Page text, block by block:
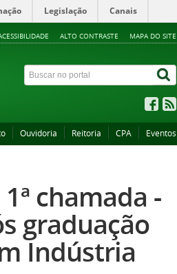
Legislação Canais
ALTO CONTRASTE MAPA DO SITE
Ouvidoria Reitoria CPA Eventos
chamada -
graduação
Indústria